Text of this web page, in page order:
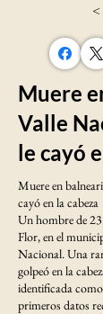
<
Muere
Valle
le cayó
Muere en
cayó en la cabeza
Un hombre de
Flor, en el
Nacional. Una
golpeó en la
identificada
primeros datos